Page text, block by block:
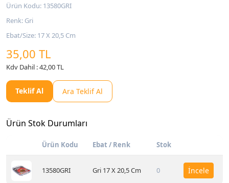
Ürün Kodu: 13580GRI
Renk: Gri
Ebat/Size: 17 X 20,5 Cm
35,00 TL
Kdv Dahil : 42,00 TL
Teklif Al Ara Teklif Al
Ürün Stok Durumları
Ürün Kodu Ebat / Renk Stok
13580GRI Gri 17 X 20,5 Cm 0 İncele